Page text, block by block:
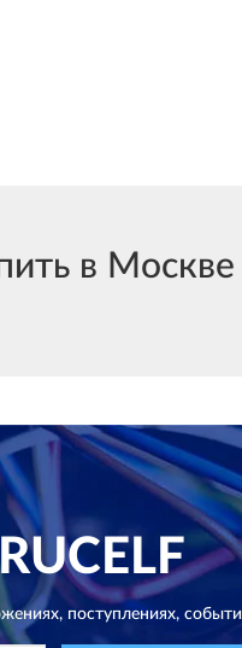
в Москве
поступлениях,